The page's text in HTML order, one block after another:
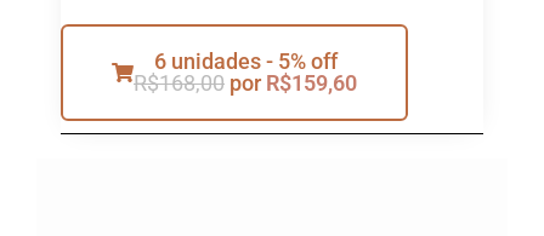
6 unidades - 5% off
R$168,00 por R$159,60